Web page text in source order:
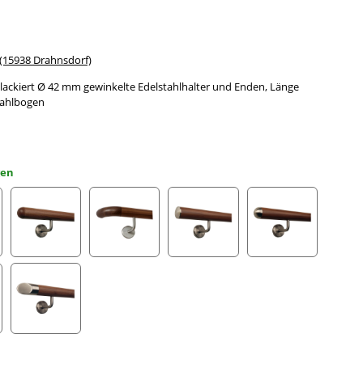
Drahnsdorf)
Ø 42 mm gewinkelte Edelstahlhalter und Enden, Länge
Halbkugel gefräst